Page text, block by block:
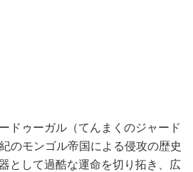
ドゥーガル（てんまくのジャード
のモンゴル帝国による侵攻の歴史
として過酷な運命を切り拓き、広